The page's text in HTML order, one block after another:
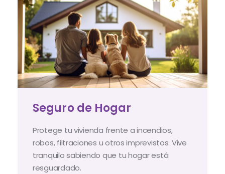
Seguro de Hogar
Protege tu vivienda frente a incendios,
robos, filtraciones u otros imprevistos. Vive
tranquilo sabiendo que tu hogar está
resguardado.